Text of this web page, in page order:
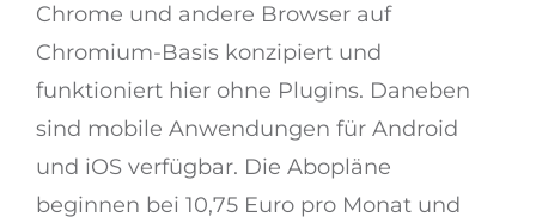
Chrome und andere Browser auf
Chromium-Basis konzipiert und
funktioniert hier ohne Plugins. Daneben
sind mobile Anwendungen für Android
und iOS verfügbar. Die Abopläne
beginnen bei 10,75 Euro pro Monat und